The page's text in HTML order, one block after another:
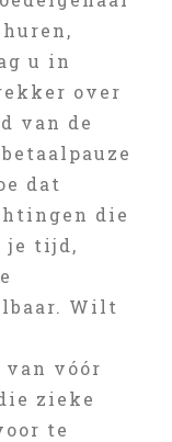
u in
over
van de
dat
die
je tijd,
Wilt
van vóór
zieke
te